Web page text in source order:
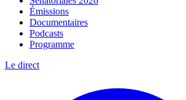
Émissions
Documentaires
Podcasts
Programme
Le direct